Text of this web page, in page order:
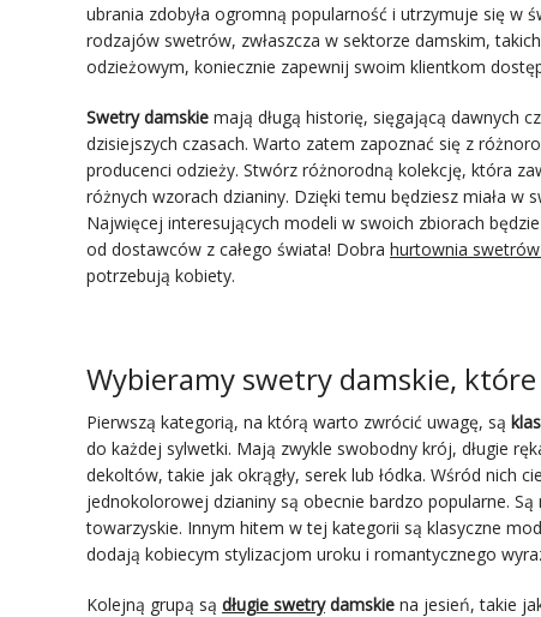
ubrania zdobyła ogromną popularność i utrzymuje się w
rodzajów swetrów, zwłaszcza w sektorze damskim,
odzieżowym, koniecznie zapewnij swoim klientkom
Swetry damskie mają długą historię, sięgającą dawnych
dzisiejszych czasach. Warto zatem zapoznać się z
producenci odzieży. Stwórz różnorodną kolekcję, która
różnych wzorach dzianiny. Dzięki temu będziesz miała
Najwięcej interesujących modeli w swoich zbiorach
od dostawców z całego świata! Dobra hurtownia
potrzebują kobiety.
Wybieramy swetry damskie,
Pierwszą kategorią, na którą warto zwrócić uwagę, są
do każdej sylwetki. Mają zwykle swobodny krój, długie
dekoltów, takie jak okrągły, serek lub łódka. Wśród nich
jednokolorowej dzianiny są obecnie bardzo popularne.
towarzyskie. Innym hitem w tej kategorii są klasyczne
dodają kobiecym stylizacjom uroku i romantycznego
Kolejną grupą są długie swetrydamskie na jesień, takie